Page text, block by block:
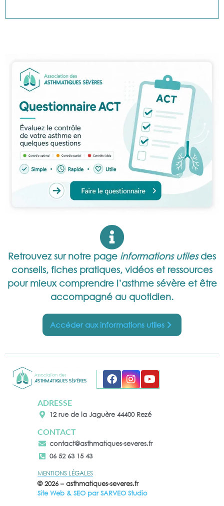
Retrouvez sur notre page informations utilesdes
conseils, fiches pratiques, vidéos et ressources
pour mieux comprendre l’asthme sévère et être
accompagné au quotidien.
Accéder aux informations utiles
ADRESSE
12 rue de la Jaguère 44400 Rezé
CONTACT
contact@asthmatiques-severes.fr
06 52 63 15 43
MENTIONS LÉGALES
© 2026 – asthmatiques-severes.fr
Site Web & SEO parSARVEO Studio